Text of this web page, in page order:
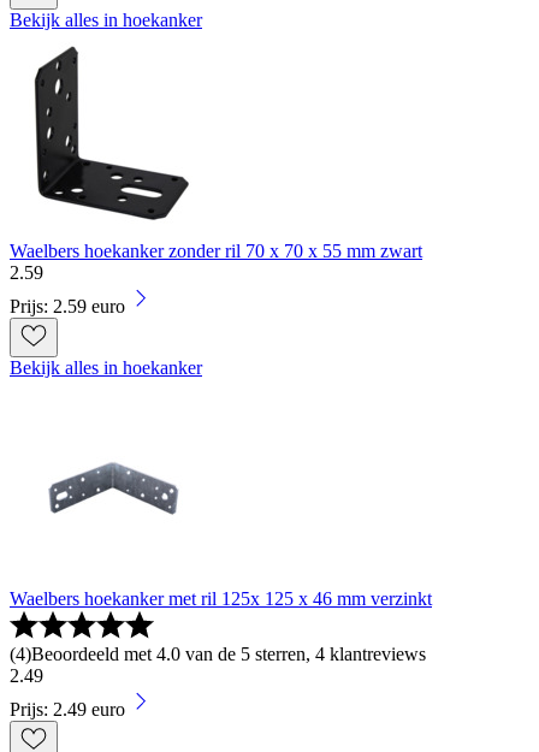
Bekijk alles in hoekanker
Waelbers hoekanker zonder ril 70 x 70 x 55 mm zwart
2.59
Prijs: 2.59 euro
Bekijk alles in hoekanker
Waelbers hoekanker met ril 125x 125 x 46 mm verzinkt
(4)Beoordeeld met 4.0 van de 5 sterren, 4 klantreviews
2.49
Prijs: 2.49 euro